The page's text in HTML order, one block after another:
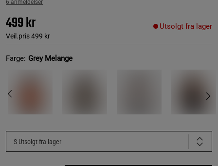
6 anmeldelser
499 kr
Veil.pris499 kr
Utsolgt fra lager
Farge: Grey Melange
S Utsolgt fra lager